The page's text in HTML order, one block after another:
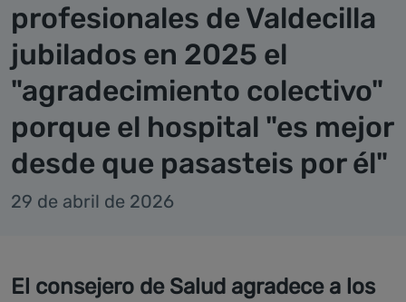
profesionales de Valdecilla
jubilados en 2025 el
"agradecimiento colectivo"
porque el hospital "es mejor
desde que pasasteis por él"
29 de abril de 2026
El consejero de Salud agradece a los